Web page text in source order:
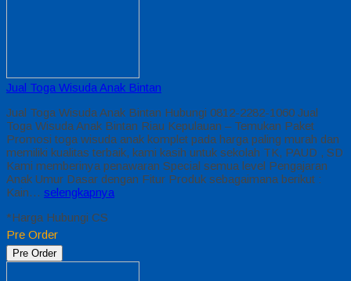
Jual Toga Wisuda Anak Bintan
Jual Toga Wisuda Anak Bintan Hubungi 0812-2282-1060 Jual
Toga Wisuda Anak Bintan Riau Kepulauan – Temukan Paket
Promosi toga wisuda anak komplet pada harga paling murah dan
memiliki kualitas terbaik, kami kasih untuk sekolah TK, PAUD , SD
Kami memberinya penawaran Special semua level Pengajaran
Anak Umur Dasar dengan Fitur Produk sebagaimana berikut :
Kain… selengkapnya
*Harga Hubungi CS
Pre Order
Pre Order